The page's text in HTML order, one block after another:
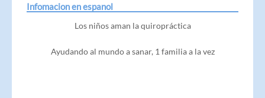
Infomacion en espanol
Los niños aman la quiropráctica
Ayudando al mundo a sanar, 1 familia a la vez